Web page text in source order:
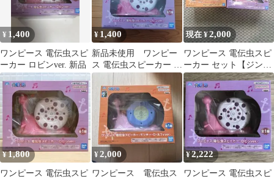
¥ 1,400
ワンピース 電伝虫スピ
ーカー ロビンver. 新品
¥ 1,400
新品未使用 ワンピー
ス 電伝虫スピーカー ロ
ビンver.
現在 ¥2,000
ワンピース 電伝虫スピ
ーカー セット【ジンベ
エ&ロビン
¥1,800
ワンピース 電伝虫スピ
¥2,000
ワンピース 電伝虫ス
¥2,222
ワンピース 電伝虫スピ